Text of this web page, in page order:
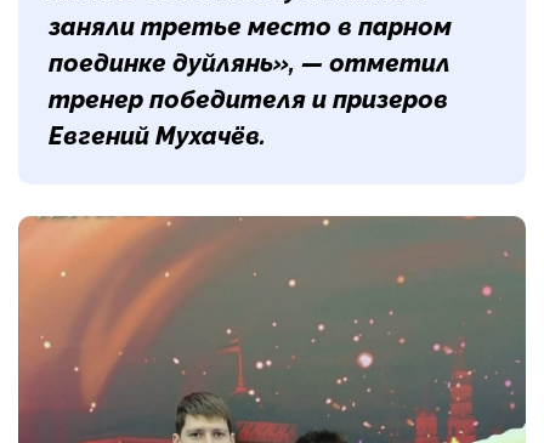
заняли третье место в парном
поединке дуйлянь», — отметил
тренер победителя и призеров
Евгений Мухачёв.